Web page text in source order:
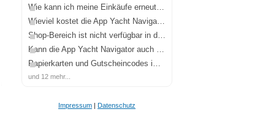
Wie kann ich meine Einkäufe erneut freischalten?
Wieviel kostet die App Yacht Navigator und wo bekomme ich sie?
Shop-Bereich ist nicht verfügbar in der App
Kann die App Yacht Navigator auch Binnenkarten laden?
Papierkarten und Gutscheincodes im Bundle
und 12 mehr...
Impressum | Datenschutz